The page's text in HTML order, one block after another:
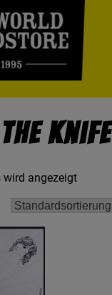
Knife
wird angezeigt